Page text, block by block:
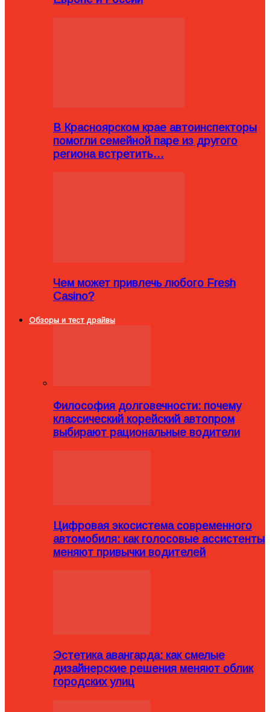
В Красноярском крае автоинспекторы
помогли семейной паре из другого
региона встретить…
Чем может привлечь любого Fresh
Casino?
Обзоры и тест драйвы
Философия долговечности: почему
классический корейский автопром
выбирают рациональные водители
Цифровая экосистема современного
автомобиля: как голосовые ассистенты
меняют привычки водителей
Эстетика авангарда: как смелые
дизайнерские решения меняют облик
городских улиц